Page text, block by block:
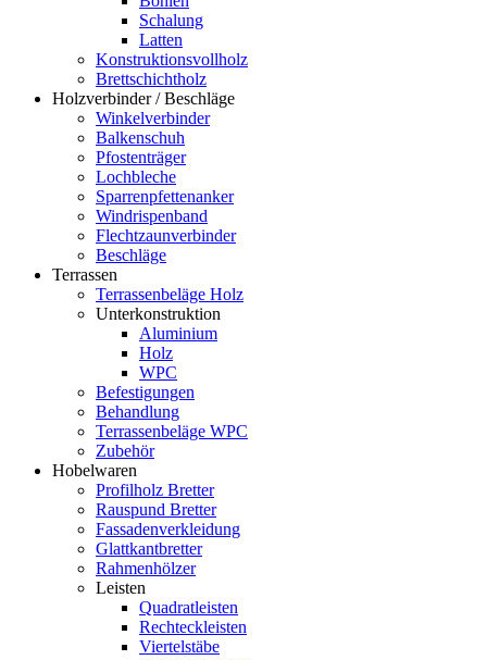
Schalung
Latten
Konstruktionsvollholz
Brettschichtholz
Holzverbinder / Beschläge
Winkelverbinder
Balkenschuh
Pfostenträger
Lochbleche
Sparrenpfettenanker
Windrispenband
Flechtzaunverbinder
Beschläge
Terrassen
Terrassenbeläge Holz
Unterkonstruktion
Aluminium
Holz
WPC
Befestigungen
Behandlung
Terrassenbeläge WPC
Zubehör
Hobelwaren
Profilholz Bretter
Rauspund Bretter
Fassadenverkleidung
Glattkantbretter
Rahmenhölzer
Leisten
Quadratleisten
Rechteckleisten
Viertelstäbe